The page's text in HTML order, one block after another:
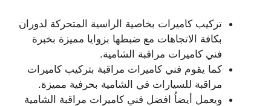
تركيب كاميرات بخاصية الراسية المتحركة لدوران
بكافة الاتجاهات مع ضبطها بزوايا مميزة بخبرة
فني كاميرات مراقبة الشامية.
كما يقوم فني كاميرات مراقبة بتركيب كاميرات
مراقبة للسيارات في الشامية بحرفية مميزة.
ويعمل أيضاُ افضل فني كاميرات مراقبة الشامية